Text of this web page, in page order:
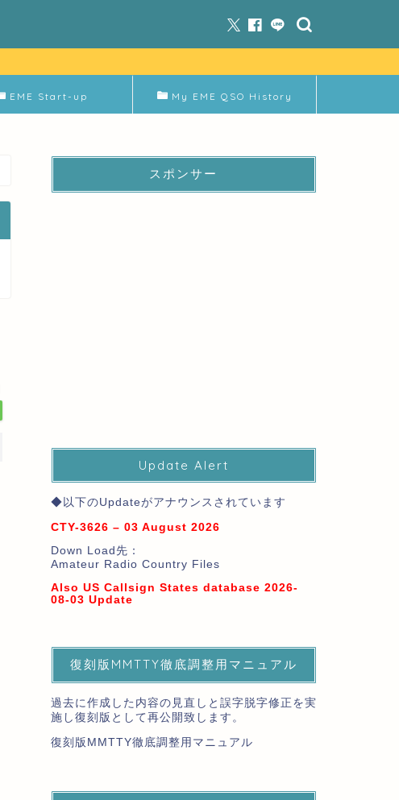
EME Start-up My EME QSO History
スポンサー
Update Alert
◆以下のUpdateがアナウンスされています
CTY-3626 – 03 August 2026
Down Load先：
Amateur Radio Country Files
Also US Callsign States database 2026-
08-03 Update
復刻版MMTTY徹底調整用マニュアル
過去に作成した内容の見直しと誤字脱字修正を実
施し復刻版として再公開致します。
復刻版MMTTY徹底調整用マニュアル